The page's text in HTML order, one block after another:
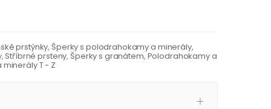
prstýnky,Šperky s polodrahokamy a minerály,
,Stříbrné prsteny,Šperky s granátem, Polodrahokamy a
T - Z